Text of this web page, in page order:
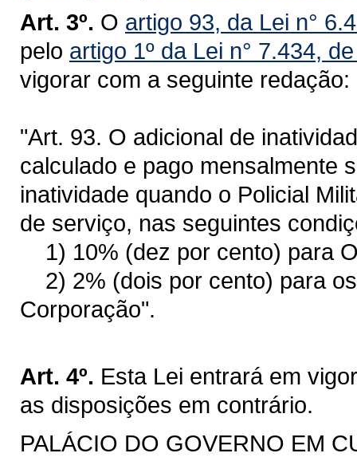
Art. 3º. O artigo 93, da Lei n°
pelo artigo 1º da Lei n° 7.434,
vigorar com a seguinte redação:
"Art. 93. O adicional de
calculado e pago mensalmente
inatividade quando o Policial
de serviço, nas seguintes
1) 10% (dez por cento) para
2) 2% (dois por cento) para
Corporação".
Art. 4º. Esta Lei entrará em
as disposições em contrário.
PALÁCIO DO GOVERNO EM